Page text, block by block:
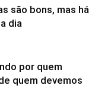
são bons, mas há
dia
por quem
quem devemos